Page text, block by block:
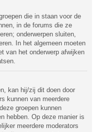
die in staan voor de
in de forums die ze
onderwerpen sluiten,
In het algemeen moeten
van het onderwerp afwijken
kan hij/zij dit doen door
kunnen van meerdere
groepen kunnen
hebben. Op deze manier is
meerdere moderators